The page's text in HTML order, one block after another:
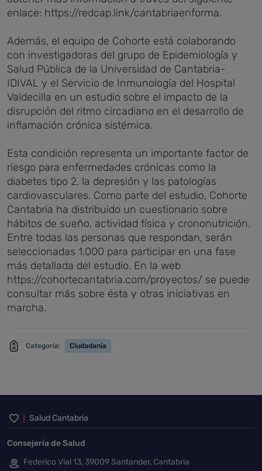
enlace: https://redcap.link/cantabriaenforma.
Además, el equipo de Cohorte está colaborando
con investigadoras del grupo de Epidemiología y
Salud Pública de la Universidad de Cantabria-
IDIVAL y el Servicio de Inmunología del Hospital
Valdecilla en un estudio sobre el impacto de la
disrupción del ritmo circadiano en el desarrollo de
inflamación crónica sistémica.
Esta condición representa un importante factor de
riesgo para enfermedades crónicas como la
diabetes tipo 2, la depresión y las patologías
cardiovasculares. Como parte del estudio, Cohorte
Cantabria ha distribuido un cuestionario sobre
hábitos de sueño, actividad física y crononutrición.
Entre todas las personas que respondan, serán
seleccionadas 1.000 para participar en una fase
más detallada del estudio. En la web
https://cohortecantabria.com/proyectos/ se puede
consultar más sobre ésta y otras iniciativas en
marcha.
Categoría: Ciudadanía
Inicio del pie de página
Salud Cantabria
Consejería de Salud
Federico Vial 13, 39009 Santander, Cantabria